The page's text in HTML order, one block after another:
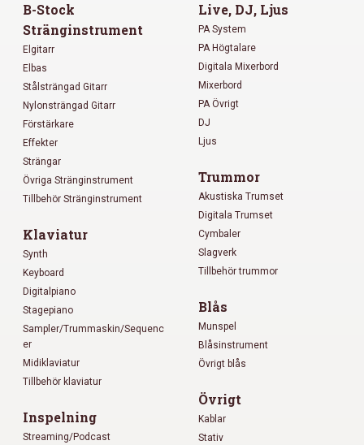
B-Stock
Stränginstrument
Elgitarr
Elbas
Stålsträngad Gitarr
Nylonsträngad Gitarr
Förstärkare
Effekter
Strängar
Övriga Stränginstrument
Tillbehör Stränginstrument
Klaviatur
Synth
Keyboard
Digitalpiano
Stagepiano
Sampler/Trummaskin/Sequenc
er
Midiklaviatur
Tillbehör klaviatur
Inspelning
Streaming/Podcast
Live, DJ, Ljus
PA System
PA Högtalare
Digitala Mixerbord
Mixerbord
PA Övrigt
DJ
Ljus
Trummor
Akustiska Trumset
Digitala Trumset
Cymbaler
Slagverk
Tillbehör trummor
Blås
Munspel
Blåsinstrument
Övrigt blås
Övrigt
Kablar
Stativ